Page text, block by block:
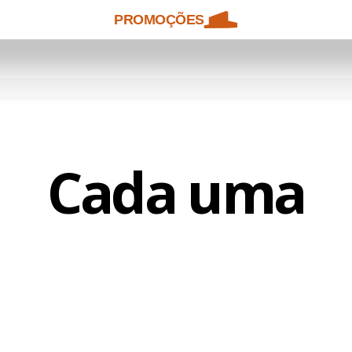
PROMOÇÕES
Cada uma